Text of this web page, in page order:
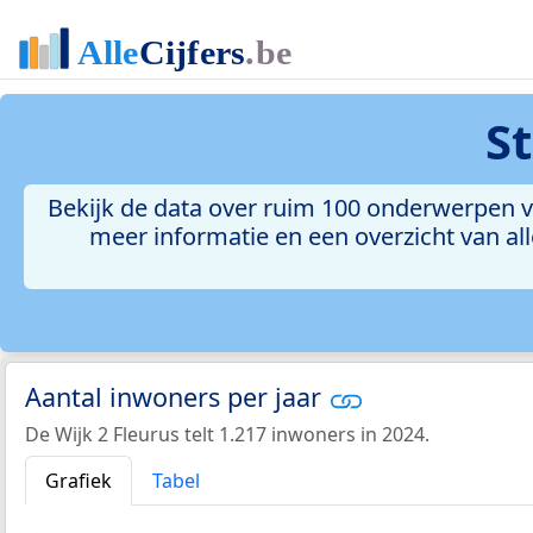
Bekijk de data over ruim 100 onderwerpen
meer informatie en een overzicht van
Aantal inwoners per jaar
De Wijk 2 Fleurus telt 1.217 inwoners in 2024.
Grafiek
Tabel